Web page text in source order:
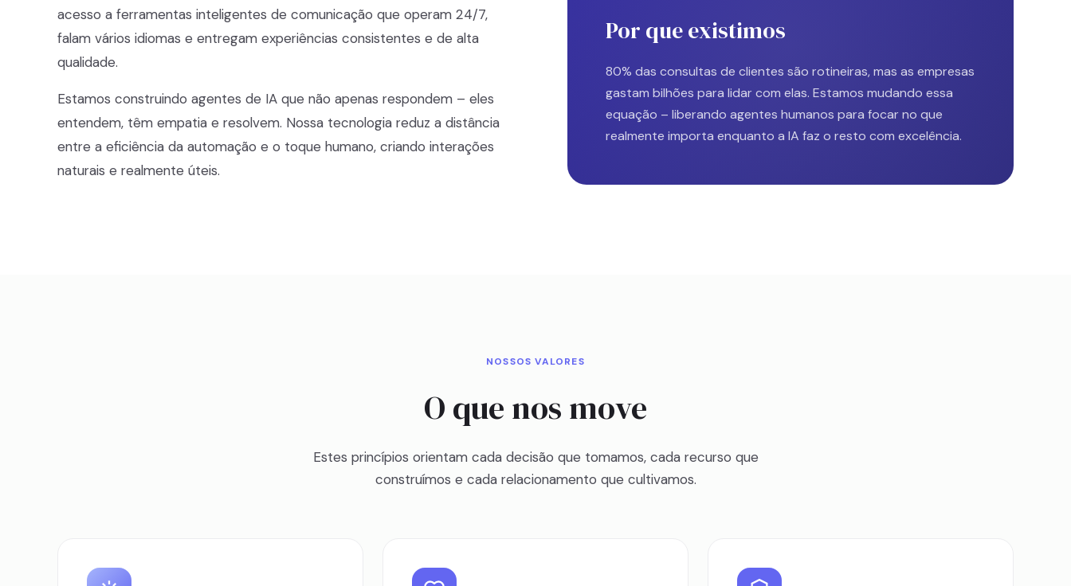
acesso a ferramentas inteligentes de comunicação que operam 24/7,
falam vários idiomas e entregam experiências consistentes e de alta
qualidade.
Estamos construindo agentes de IA que não apenas respondem – eles
entendem, têm empatia e resolvem. Nossa tecnologia reduz a distância
entre a eficiência da automação e o toque humano, criando interações
naturais e realmente úteis.
Por que existimos
80% das consultas de clientes são rotineiras, mas as empresas
gastam bilhões para lidar com elas. Estamos mudando essa
equação – liberando agentes humanos para focar no que
realmente importa enquanto a IA faz o resto com excelência.
NOSSOS VALORES
O que nos move
Estes princípios orientam cada decisão que tomamos, cada recurso que
construímos e cada relacionamento que cultivamos.